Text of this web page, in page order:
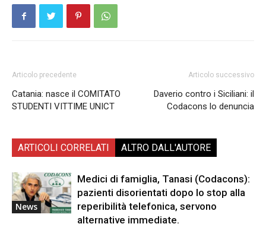
Articolo precedente
Catania: nasce il COMITATO
STUDENTI VITTIME UNICT
Articolo successivo
Daverio contro i Siciliani: il
Codacons lo denuncia
ARTICOLI CORRELATI ALTRO DALL'AUTORE
News
Medici di famiglia, Tanasi (Codacons):
pazienti disorientati dopo lo stop alla
reperibilità telefonica, servono
alternative immediate.